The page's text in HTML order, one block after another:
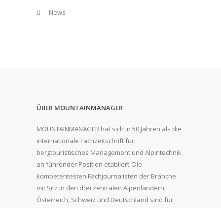
News
ÜBER MOUNTAINMANAGER
MOUNTAINMANAGER hat sich in 50 Jahren als die
internationale Fachzeitschrift für
bergtouristisches Management und Alpintechnik
an führender Position etabliert. Die
kompetentesten Fachjournalisten der Branche
mit Sitz in den drei zentralen Alpenländern
Österreich, Schweiz und Deutschland sind für